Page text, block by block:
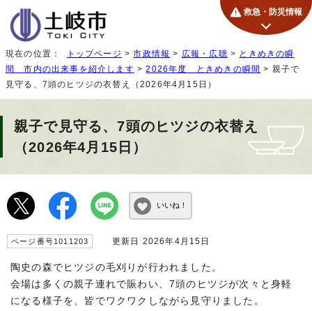
救急・防災情報
現在の位置： トップページ >市政情報 > 広報・広聴 > ときめきの瞬
間 市内の出来事を紹介します >2026年度 ときめきの瞬間 > 親子で
見守る、7頭のヒツジの衣替え（2026年4月15日）
親子で見守る、7頭のヒツジの衣替え
（2026年4月15日）
いいね！
ページ番号1011203 更新日 2026年4月15日
陶史の森でヒツジの毛刈りが行われました。
会場は多くの親子連れで賑わい、7頭のヒツジが次々と身軽
になる様子を、皆でワクワクしながら見守りました。